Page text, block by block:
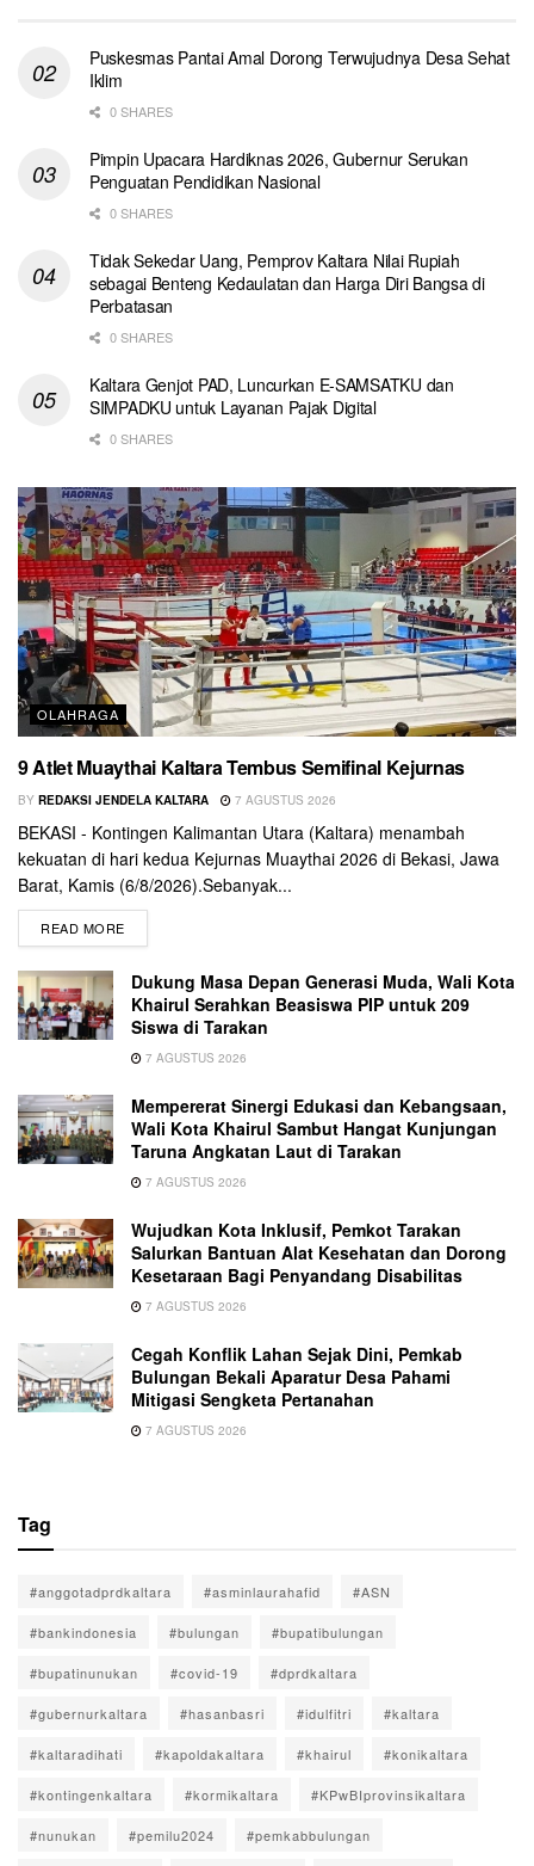
Puskesmas Pantai Amal Dorong Terwujudnya Desa Sehat
Iklim
0 SHARES
Pimpin Upacara Hardiknas 2026, Gubernur Serukan
Penguatan Pendidikan Nasional
0 SHARES
Tidak Sekedar Uang, Pemprov Kaltara Nilai Rupiah
sebagai Benteng Kedaulatan dan Harga Diri Bangsa di
Perbatasan
0 SHARES
Kaltara Genjot PAD, Luncurkan E-SAMSATKU dan
SIMPADKU untuk Layanan Pajak Digital
0 SHARES
OLAHRAGA
9 Atlet Muaythai Kaltara Tembus Semifinal Kejurnas
BY REDAKSI JENDELA KALTARA 7 AGUSTUS 2026
BEKASI - Kontingen Kalimantan Utara (Kaltara) menambah
kekuatan di hari kedua Kejurnas Muaythai 2026 di Bekasi, Jawa
Barat, Kamis (6/8/2026).Sebanyak...
READ MORE
Dukung Masa Depan Generasi Muda, Wali Kota
Khairul Serahkan Beasiswa PIP untuk 209
Siswa di Tarakan
7 AGUSTUS 2026
Mempererat Sinergi Edukasi dan Kebangsaan,
Wali Kota Khairul Sambut Hangat Kunjungan
Taruna Angkatan Laut di Tarakan
7 AGUSTUS 2026
Wujudkan Kota Inklusif, Pemkot Tarakan
Salurkan Bantuan Alat Kesehatan dan Dorong
Kesetaraan Bagi Penyandang Disabilitas
7 AGUSTUS 2026
Cegah Konflik Lahan Sejak Dini, Pemkab
Bulungan Bekali Aparatur Desa Pahami
Mitigasi Sengketa Pertanahan
7 AGUSTUS 2026
Tag
#anggotadprdkaltara #asminlaurahafid #ASN
#bankindonesia #bulungan #bupatibulungan
#bupatinunukan #covid-19 #dprdkaltara
#gubernurkaltara #hasanbasri #idulfitri #kaltara
#kaltaradihati #kapoldakaltara #khairul #konikaltara
#kontingenkaltara #kormikaltara #KPwBIprovinsikaltara
#nunukan #pemilu2024 #pemkabbulungan